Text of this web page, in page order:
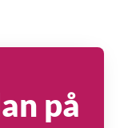
på